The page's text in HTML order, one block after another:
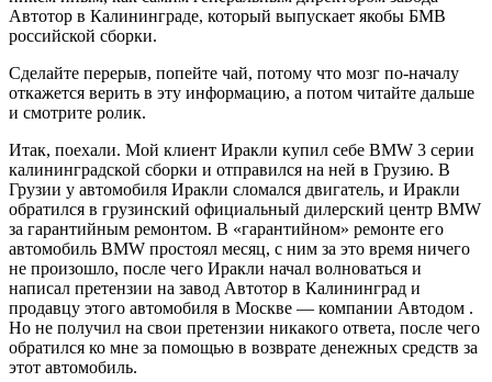
Автотор в Калининграде, который выпускает якобы БМВ
российской сборки.
Сделайте перерыв, попейте чай, потому что мозг по-началу
откажется верить в эту информацию, а потом читайте дальше
и смотрите ролик.
Итак, поехали. Мой клиент Иракли купил себе BMW 3 серии
калининградской сборки и отправился на ней в Грузию. В
Грузии у автомобиля Иракли сломался двигатель, и Иракли
обратился в грузинский официальный дилерский центр BMW
за гарантийным ремонтом. В «гарантийном» ремонте его
автомобиль BMW простоял месяц, с ним за это время ничего
не произошло, после чего Иракли начал волноваться и
написал претензии на завод Автотор в Калининград и
продавцу этого автомобиля в Москве — компании Автодом .
Но не получил на свои претензии никакого ответа, после чего
обратился ко мне за помощью в возврате денежных средств за
этот автомобиль.